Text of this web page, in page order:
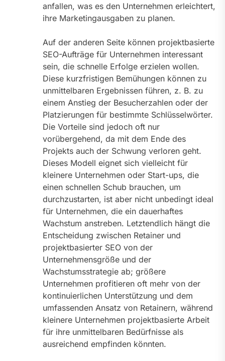
anfallen, was es den Unternehmen erleichtert,
ihre Marketingausgaben zu planen.
Auf der anderen Seite können projektbasierte
SEO-Aufträge für Unternehmen interessant
sein, die schnelle Erfolge erzielen wollen.
Diese kurzfristigen Bemühungen können zu
unmittelbaren Ergebnissen führen, z. B. zu
einem Anstieg der Besucherzahlen oder der
Platzierungen für bestimmte Schlüsselwörter.
Die Vorteile sind jedoch oft nur
vorübergehend, da mit dem Ende des
Projekts auch der Schwung verloren geht.
Dieses Modell eignet sich vielleicht für
kleinere Unternehmen oder Start-ups, die
einen schnellen Schub brauchen, um
durchzustarten, ist aber nicht unbedingt ideal
für Unternehmen, die ein dauerhaftes
Wachstum anstreben. Letztendlich hängt die
Entscheidung zwischen Retainer und
projektbasierter SEO von der
Unternehmensgröße und der
Wachstumsstrategie ab; größere
Unternehmen profitieren oft mehr von der
kontinuierlichen Unterstützung und dem
umfassenden Ansatz von Retainern, während
kleinere Unternehmen projektbasierte Arbeit
für ihre unmittelbaren Bedürfnisse als
ausreichend empfinden könnten.